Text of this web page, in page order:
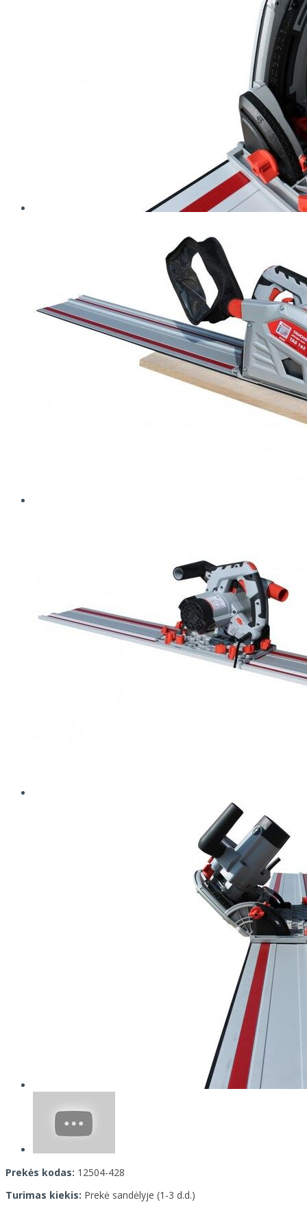
Prekės kodas: 12504-428
Turimas kiekis: Prekė sandėlyje (1-3 d.d.)